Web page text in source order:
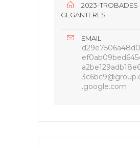
2023-TROBADES
GEGANTERES
EMAIL
.google.com